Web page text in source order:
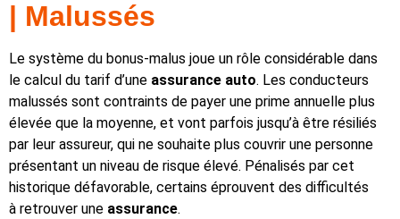
| Malussés
Le système du bonus-malus joue un rôle considérable dans
le calcul du tarif d’une assurance auto. Les conducteurs
malussés sont contraints de payer une prime annuelle plus
élevée que la moyenne, et vont parfois jusqu’à être résiliés
par leur assureur, qui ne souhaite plus couvrir une personne
présentant un niveau de risque élevé. Pénalisés par cet
historique défavorable, certains éprouvent des difficultés
à retrouver une assurance.